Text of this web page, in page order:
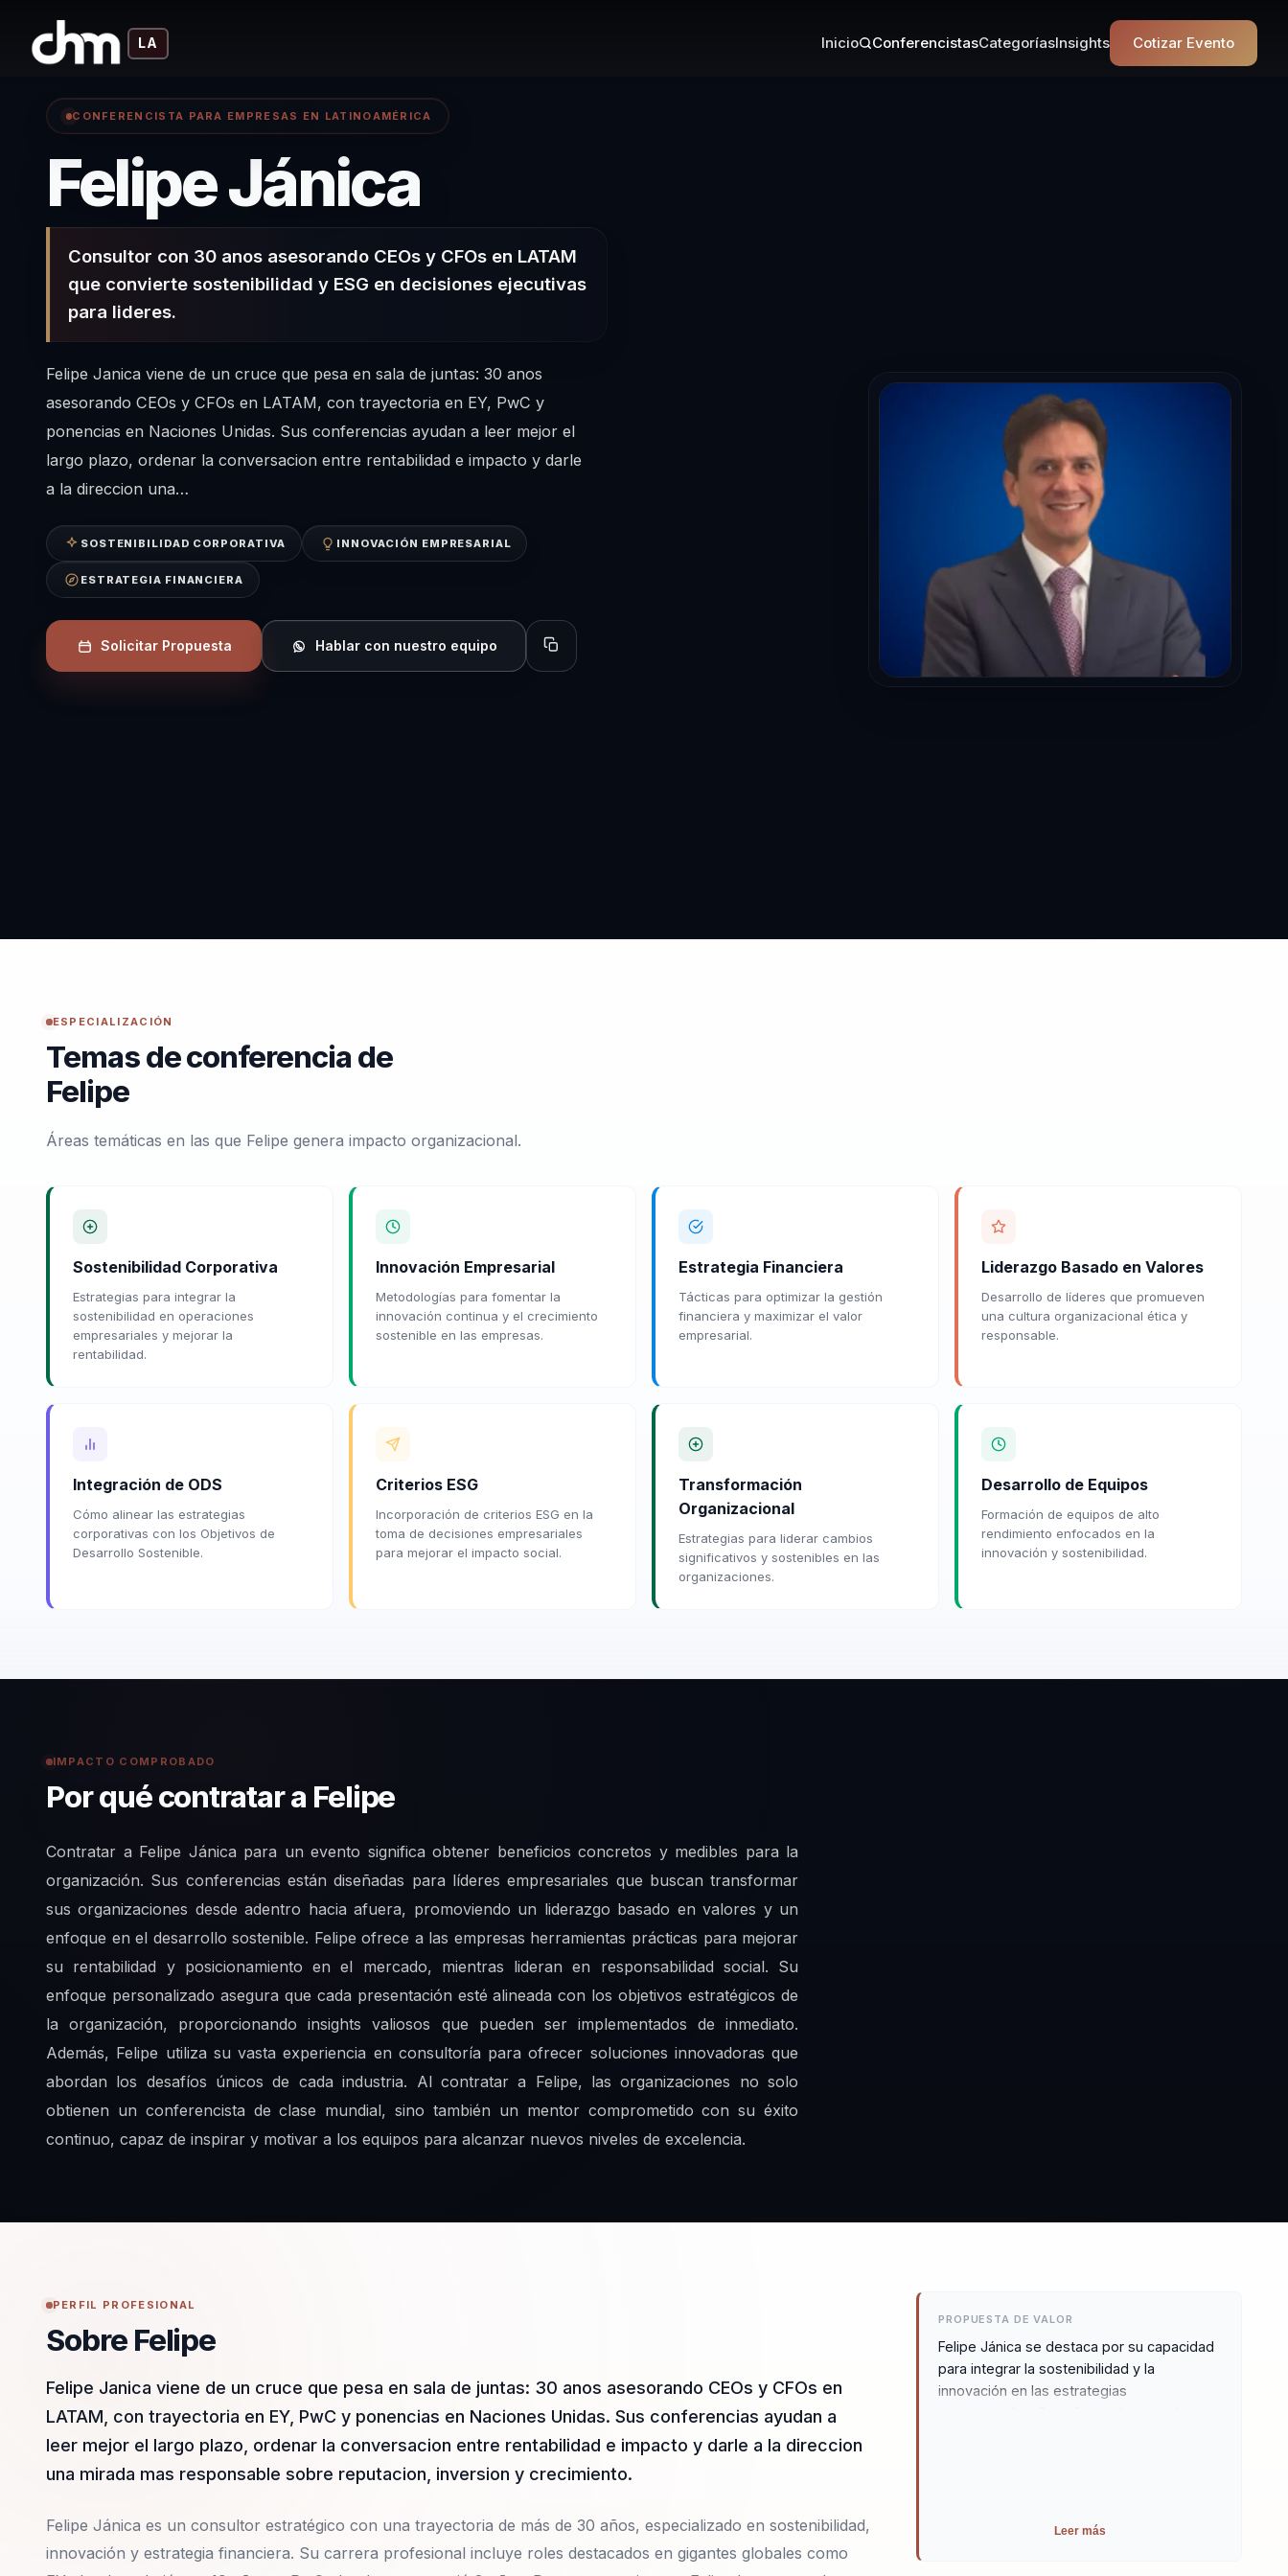
LA Inicio ConferencistasCategoríasInsights Cotizar Evento
CONFERENCISTA PARA EMPRESAS EN LATINOAMÉRICA
Felipe Jánica– Conferencista en
Consultor con 30 anos asesorando CEOs y CFOs en LATAM
que convierte sostenibilidad y ESG en decisiones ejecutivas
para lideres.
Felipe Janica viene de un cruce que pesa en sala de juntas: 30 anos
asesorando CEOs y CFOs en LATAM, con trayectoria en EY, PwC y
ponencias en Naciones Unidas. Sus conferencias ayudan a leer mejor el
largo plazo, ordenar la conversacion entre rentabilidad e impacto y darle
a la direccion una…
SOSTENIBILIDAD CORPORATIVA INNOVACIÓN EMPRESARIAL
ESTRATEGIA FINANCIERA
Solicitar Propuesta Hablar con nuestro equipo Copiar perfil para compartir
ESPECIALIZACIÓN
Temas de conferencia de
Felipe
Áreas temáticas en las que Felipe genera impacto organizacional.
Sostenibilidad Corporativa
Estrategias para integrar la
sostenibilidad en operaciones
empresariales y mejorar la
rentabilidad.
Innovación Empresarial
Metodologías para fomentar la
innovación continua y el crecimiento
sostenible en las empresas.
Estrategia Financiera
Tácticas para optimizar la gestión
financiera y maximizar el valor
empresarial.
Liderazgo Basado en Valores
Desarrollo de líderes que promueven
una cultura organizacional ética y
responsable.
Integración de ODS
Cómo alinear las estrategias
corporativas con los Objetivos de
Desarrollo Sostenible.
Criterios ESG
Incorporación de criterios ESG en la
toma de decisiones empresariales
para mejorar el impacto social.
Transformación
Organizacional
Estrategias para liderar cambios
significativos y sostenibles en las
organizaciones.
Desarrollo de Equipos
Formación de equipos de alto
rendimiento enfocados en la
innovación y sostenibilidad.
IMPACTO COMPROBADO
Por qué contratar a Felipe
Contratar a Felipe Jánica para un evento significa obtener beneficios concretos y medibles para la
organización. Sus conferencias están diseñadas para líderes empresariales que buscan transformar
sus organizaciones desde adentro hacia afuera, promoviendo un liderazgo basado en valores y un
enfoque en el desarrollo sostenible. Felipe ofrece a las empresas herramientas prácticas para mejorar
su rentabilidad y posicionamiento en el mercado, mientras lideran en responsabilidad social. Su
enfoque personalizado asegura que cada presentación esté alineada con los objetivos estratégicos de
la organización, proporcionando insights valiosos que pueden ser implementados de inmediato.
Además, Felipe utiliza su vasta experiencia en consultoría para ofrecer soluciones innovadoras que
abordan los desafíos únicos de cada industria. Al contratar a Felipe, las organizaciones no solo
obtienen un conferencista de clase mundial, sino también un mentor comprometido con su éxito
continuo, capaz de inspirar y motivar a los equipos para alcanzar nuevos niveles de excelencia.
PERFIL PROFESIONAL
Sobre Felipe
Felipe Janica viene de un cruce que pesa en sala de juntas: 30 anos asesorando CEOs y CFOs en
LATAM, con trayectoria en EY, PwC y ponencias en Naciones Unidas. Sus conferencias ayudan a
leer mejor el largo plazo, ordenar la conversacion entre rentabilidad e impacto y darle a la direccion
una mirada mas responsable sobre reputacion, inversion y crecimiento.
Felipe Jánica es un consultor estratégico con una trayectoria de más de 30 años, especializado en sostenibilidad,
innovación y estrategia financiera. Su carrera profesional incluye roles destacados en gigantes globales como
PROPUESTA DE VALOR
Felipe Jánica se destaca por su capacidad
para integrar la sostenibilidad y la
innovación en las estrategias
empresas herramientas prácticas para
Leer más